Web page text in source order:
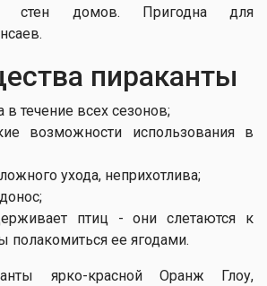
стен домов. Пригодна для
пираканты
в течение всех сезонов;
возможности использования в
ухода, неприхотлива;
птиц - они слетаются к
полакомиться ее ягодами.
ярко-красной Оранж Глоу,